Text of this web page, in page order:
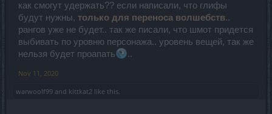
как смогут удержать?? если написали, что глифы
будут нужны, только для переноса волшебств..
рангов уже не будет.. так же писали, что шмот придется
выбивать по уровню персонажа.. уровень вещей, так же
нельзя будет проапать
..
Nov 11, 2020
warwoolf99 and kittkat2 like this.